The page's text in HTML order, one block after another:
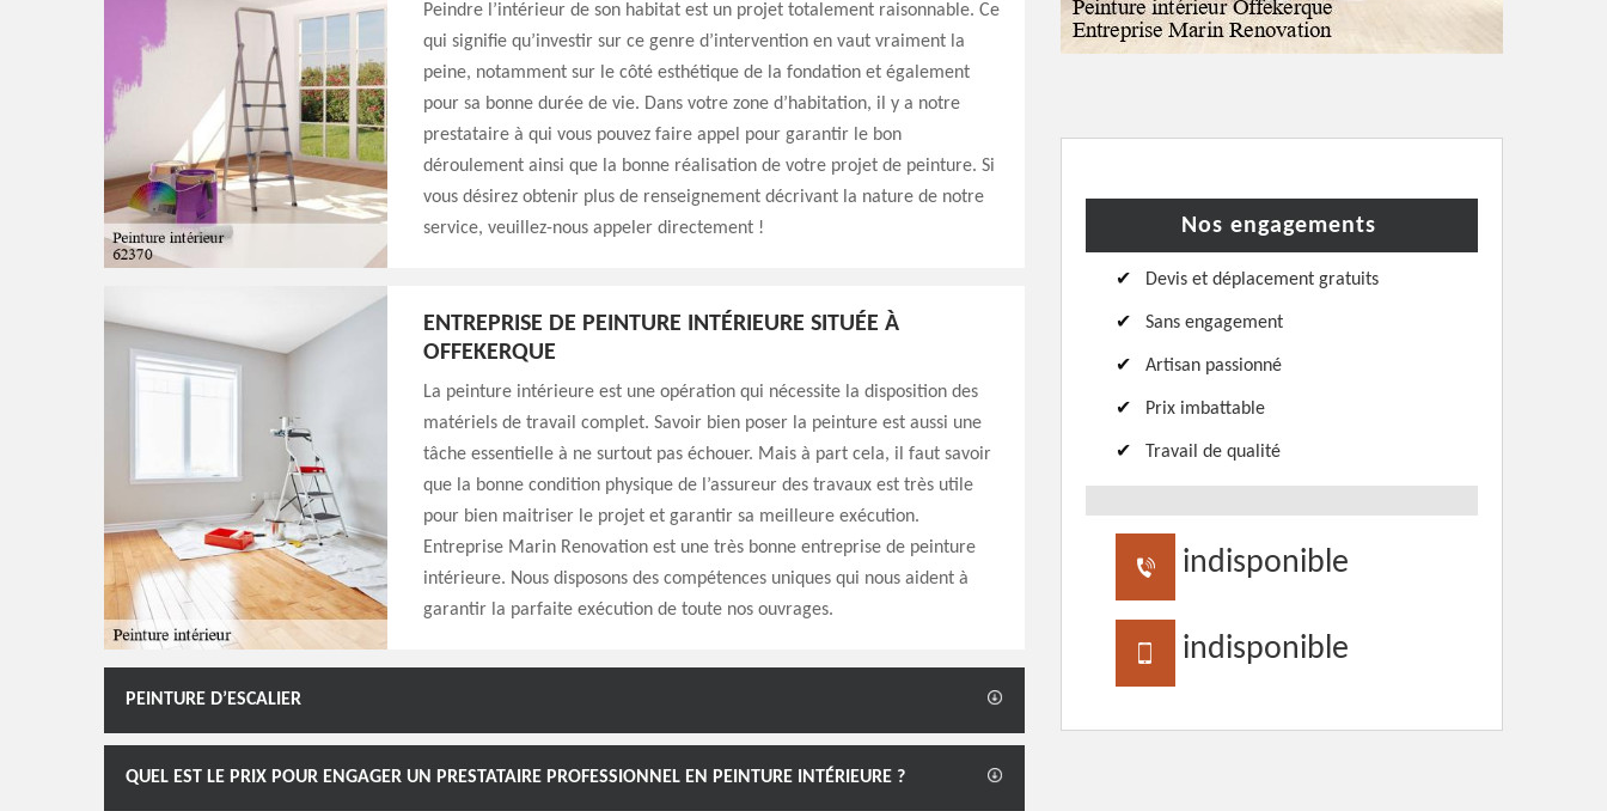
Peindre l’intérieur de son habitat est un projet totalement raisonnable. Ce
qui signifie qu’investir sur ce genre d’intervention en vaut vraiment la
peine, notamment sur le côté esthétique de la fondation et également
pour sa bonne durée de vie. Dans votre zone d’habitation, il y a notre
prestataire à qui vous pouvez faire appel pour garantir le bon
déroulement ainsi que la bonne réalisation de votre projet de peinture. Si
vous désirez obtenir plus de renseignement décrivant la nature de notre
service, veuillez-nous appeler directement !
ENTREPRISE DE PEINTURE INTÉRIEURE SITUÉE À
OFFEKERQUE
La peinture intérieure est une opération qui nécessite la disposition des
matériels de travail complet. Savoir bien poser la peinture est aussi une
tâche essentielle à ne surtout pas échouer. Mais à part cela, il faut savoir
que la bonne condition physique de l’assureur des travaux est très utile
pour bien maitriser le projet et garantir sa meilleure exécution.
Entreprise Marin Renovation est une très bonne entreprise de peinture
intérieure. Nous disposons des compétences uniques qui nous aident à
garantir la parfaite exécution de toute nos ouvrages.
PEINTURE D’ESCALIER
QUEL EST LE PRIX POUR ENGAGER UN PRESTATAIRE PROFESSIONNEL EN PEINTURE INTÉRIEURE ?
Nos engagements
Devis et déplacement gratuits
Sans engagement
Artisan passionné
Prix imbattable
Travail de qualité
indisponible
indisponible